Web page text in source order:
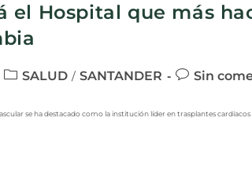
el Hospital que más
SALUD / SANTANDER Sin
se ha destacado como la institución líder en trasplantes